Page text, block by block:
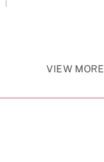
VIEW MORE